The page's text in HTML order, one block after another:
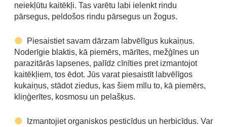
neiekļūtu kaitēkļi. Tas varētu labi ielenkt rindu
pārsegus, peldošos rindu pārsegus un žogus.
Piesaistiet savam dārzam labvēlīgus kukaiņus.
Noderīgie blaktis, kā piemērs, mārītes, mežģīnes un
parazitārās lapsenes, palīdz cīnīties pret izmantojot
kaitēkļiem, tos ēdot. Jūs varat piesaistīt labvēlīgos
kukaiņus, stādot ziedus, kas šiem mīlu to, kā piemērs,
kliņģerītes, kosmosu un pelašķus.
Izmantojiet organiskos pesticīdus un herbicīdus. Var